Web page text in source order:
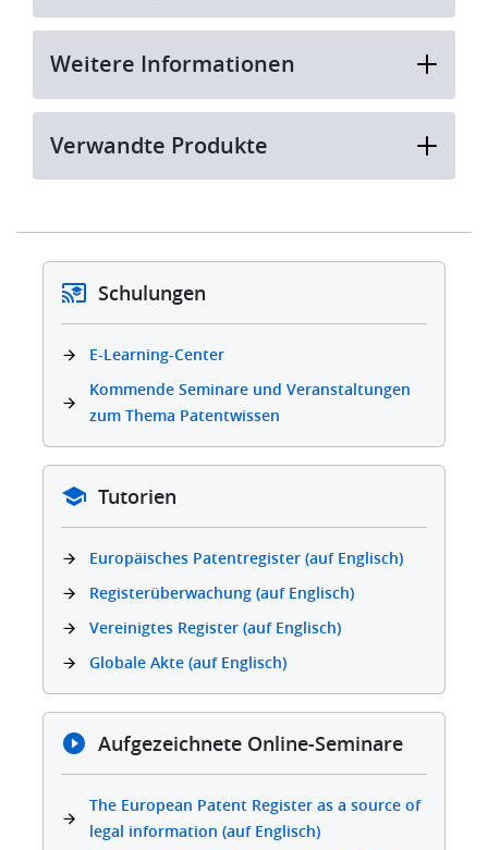
Weitere Informationen
Verwandte Produkte
Schulungen
E-Learning-Center
Kommende Seminare und Veranstaltungen
zum Thema Patentwissen
Tutorien
Europäisches Patentregister (auf Englisch)
Registerüberwachung (auf Englisch)
Vereinigtes Register (auf Englisch)
Globale Akte (auf Englisch)
Aufgezeichnete Online-Seminare
The European Patent Register as a source of
legal information (auf Englisch)